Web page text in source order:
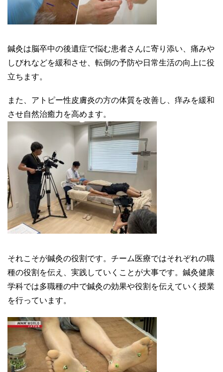
鍼灸は脳卒中の後遺症で悩む患者さんに寄り添い、痛みや
しびれなどを緩和させ、転倒の予防や日常生活の向上に役
立ちます。
また、アトピー性皮膚炎の方の体質を改善し、痒みを緩和
させ自然治癒力を高めます。
それこそが鍼灸の役割です。チーム医療ではそれぞれの職
種の役割を伝え、実践していくことが大事です。鍼灸健康
学科では多職種の中で鍼灸の効果や役割を伝えていく授業
を行っています。